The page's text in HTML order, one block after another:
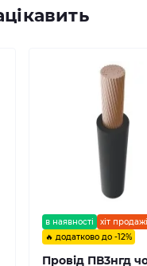
в наявності
хіт
🔥 додатково до -12%
Провід ПВ3нгд